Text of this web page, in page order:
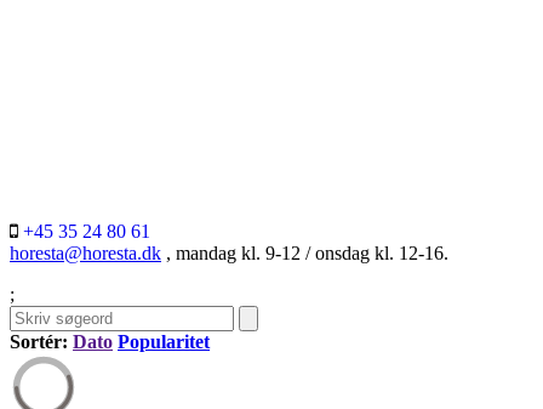
+45 35 24 80 61
horesta@horesta.dk , mandag kl. 9-12 / onsdag kl. 12-16.
;
Sortér: Dato Popularitet